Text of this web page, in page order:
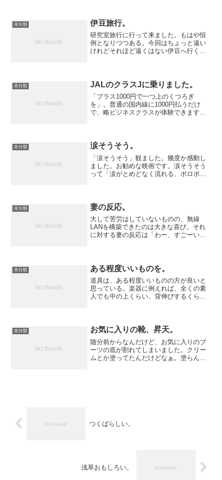
未分類 伊豆旅行。
研究室旅行に行って来ました。もはや恒
例となりつつある。今回はちょっと遠い
けれどそれほど遠くはない伊豆へ行くこ
が）なのにわざわざみなさんが...
未分類 JALのクラスJに乗りました。
「プラス1000円で一つ上のくつろぎ
を」。普通の国内線に1000円払うだけ
で、略ビジネスクラスが体験できます。
未分類 涙そうそう。
「涙そうそう」観ました。幾度か感動し
ました。お勧めな映画です。涙そうそう
って「涙がとめどなく流れる、ポロポロ
わけで、オレが別に「涙そ...
未分類 妻の反応。
大して苦労はしていないものの、無線
LANを構築できたのは大きな喜び。それ
に対する妻の反応は「わー、すごーい、
にしか見えないのだろうが...
未分類 ある程度いいものを。
道具は、ある程度いいものの方が良いと
思っている。楽器に例えれば、全くの素
人でも中の上くらい、背伸びするくらい
ら、上達しないのは自分の...
未分類 お気に入りの靴、昇天。
随分前からなんだけど、お気に入りのブ
ーツの底が割れてしまいました。クリー
ムとか塗ってたんだけどなぁ。塗らんと
つくばらしい。
浅草おもしろい。